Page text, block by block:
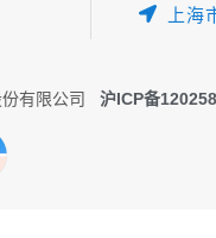
上海
有限公司 沪ICP备